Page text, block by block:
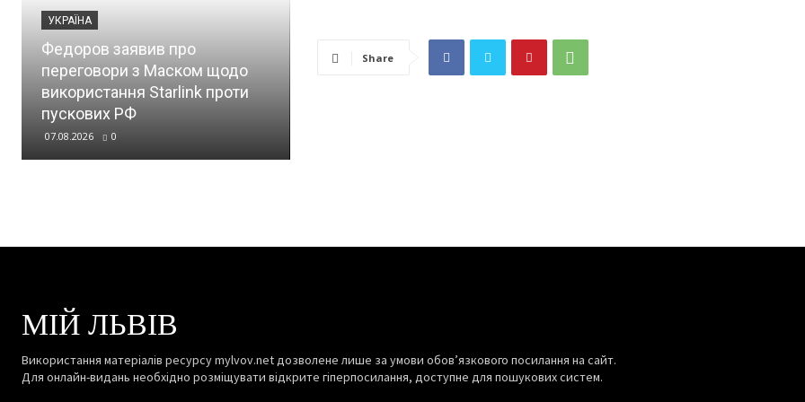
УКРАЇНА
Федоров заявив про
переговори з Маском щодо
використання Starlink проти
пускових РФ
07.08.2026 0
Скільки заробляють вчителі
ВІЙНА В УКРАЇНІ
Кім Чен Ин заробив $22 млрд
Share
МІЙ ЛЬВІВ
Використання матеріалів ресурсу mylvov.net дозволене лише за умови обов’язкового посилання на сайт.
Для онлайн-видань необхідно розміщувати відкрите гіперпосилання, доступне для пошукових систем.